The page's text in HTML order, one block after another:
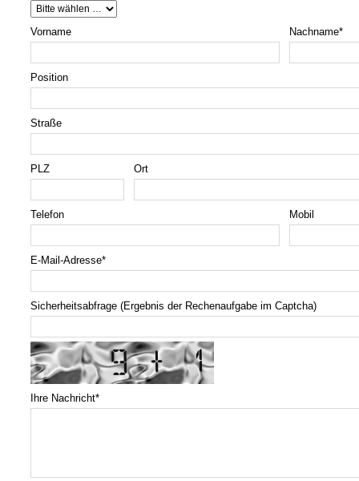
Vorname Nachname*
Position
Straße
PLZ Ort
Telefon Mobil
E-Mail-Adresse*
Sicherheitsabfrage (Ergebnis der Rechenaufgabe im Captcha)
Ihre Nachricht*